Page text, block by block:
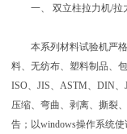
一、 双立柱拉力机/拉
本系列材料试验机严格
料、无纺布、塑料制品、
ISO、JIS、ASTM、DIN
压缩、弯曲、剥离、撕裂
告；以windows操作系统